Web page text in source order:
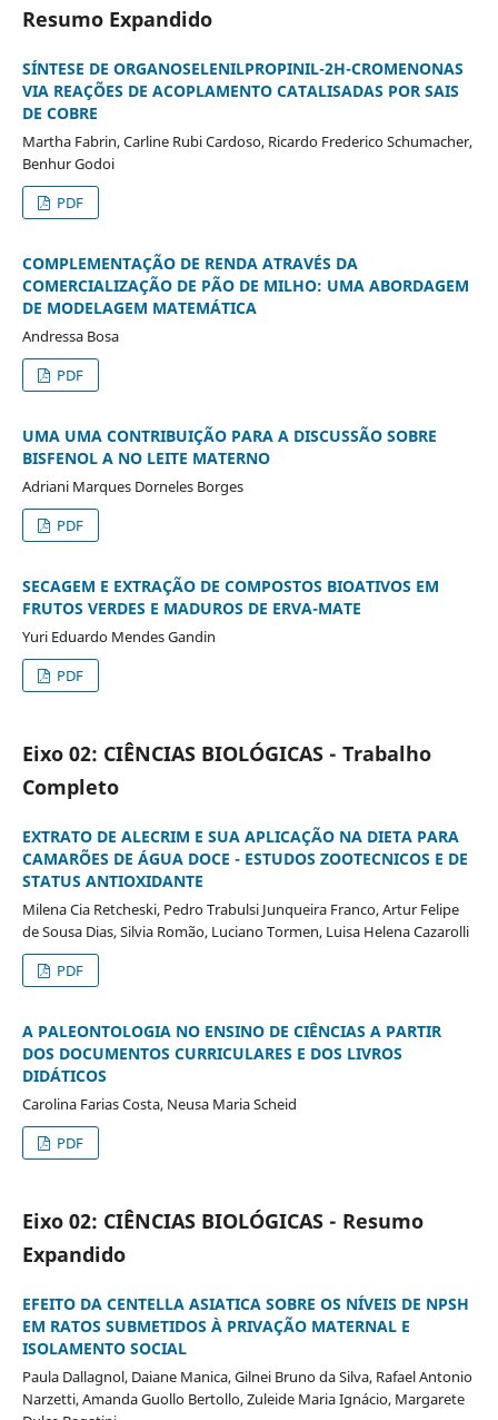
Resumo Expandido
SÍNTESE DE ORGANOSELENILPROPINIL-2H-CROMENONAS
VIA REAÇÕES DE ACOPLAMENTO CATALISADAS POR SAIS
DE COBRE
Martha Fabrin, Carline Rubi Cardoso, Ricardo Frederico Schumacher,
Benhur Godoi
PDF
COMPLEMENTAÇÃO DE RENDA ATRAVÉS DA
COMERCIALIZAÇÃO DE PÃO DE MILHO: UMA ABORDAGEM
DE MODELAGEM MATEMÁTICA
Andressa Bosa
PDF
UMA UMA CONTRIBUIÇÃO PARA A DISCUSSÃO SOBRE
BISFENOL A NO LEITE MATERNO
Adriani Marques Dorneles Borges
PDF
SECAGEM E EXTRAÇÃO DE COMPOSTOS BIOATIVOS EM
FRUTOS VERDES E MADUROS DE ERVA-MATE
Yuri Eduardo Mendes Gandin
PDF
Eixo 02: CIÊNCIAS BIOLÓGICAS - Trabalho
Completo
EXTRATO DE ALECRIM E SUA APLICAÇÃO NA DIETA PARA
CAMARÕES DE ÁGUA DOCE - ESTUDOS ZOOTECNICOS E DE
STATUS ANTIOXIDANTE
Milena Cia Retcheski, Pedro Trabulsi Junqueira Franco, Artur Felipe
de Sousa Dias, Silvia Romão, Luciano Tormen, Luisa Helena Cazarolli
PDF
A PALEONTOLOGIA NO ENSINO DE CIÊNCIAS A PARTIR
DOS DOCUMENTOS CURRICULARES E DOS LIVROS
DIDÁTICOS
Carolina Farias Costa, Neusa Maria Scheid
PDF
Eixo 02: CIÊNCIAS BIOLÓGICAS - Resumo
Expandido
EFEITO DA CENTELLA ASIATICA SOBRE OS NÍVEIS DE NPSH
EM RATOS SUBMETIDOS À PRIVAÇÃO MATERNAL E
ISOLAMENTO SOCIAL
Paula Dallagnol, Daiane Manica, Gilnei Bruno da Silva, Rafael Antonio
Narzetti, Amanda Guollo Bertollo, Zuleide Maria Ignácio, Margarete